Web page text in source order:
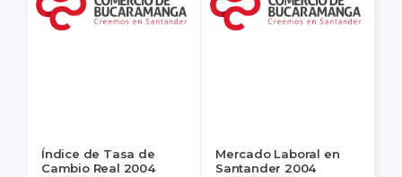
Índice de Tasa de
Cambio Real 2004
Mercado Laboral en
Santander 2004